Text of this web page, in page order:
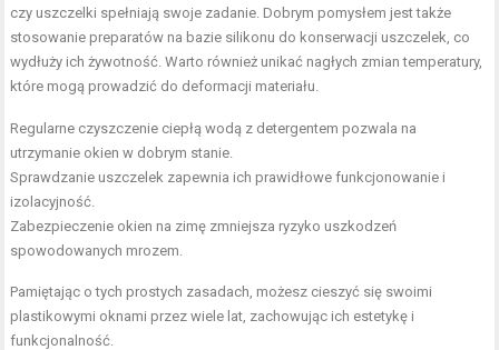
czy uszczelki spełniają swoje zadanie. Dobrym pomysłem jest także
stosowanie preparatów na bazie silikonu do konserwacji uszczelek, co
wydłuży ich żywotność. Warto również unikać nagłych zmian temperatury,
które mogą prowadzić do deformacji materiału.
Regularne czyszczenie ciepłą wodą z detergentem pozwala na
utrzymanie okien w dobrym stanie.
Sprawdzanie uszczelek zapewnia ich prawidłowe funkcjonowanie i
izolacyjność.
Zabezpieczenie okien na zimę zmniejsza ryzyko uszkodzeń
spowodowanych mrozem.
Pamiętając o tych prostych zasadach, możesz cieszyć się swoimi
plastikowymi oknami przez wiele lat, zachowując ich estetykę i
funkcjonalność.